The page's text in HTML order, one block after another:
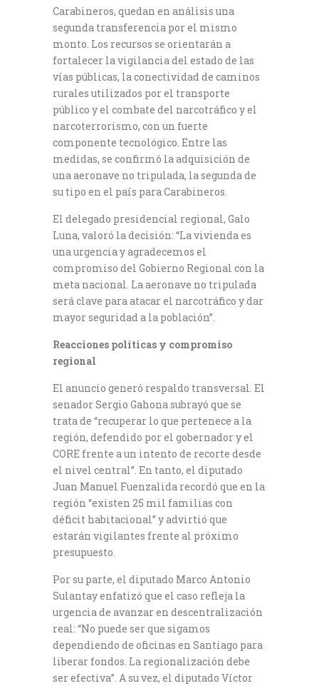
Carabineros, quedan en análisis una
segunda transferencia por el mismo
monto. Los recursos se orientarán a
fortalecer la vigilancia del estado de las
vías públicas, la conectividad de caminos
rurales utilizados por el transporte
público y el combate del narcotráfico y el
narcoterrorismo, con un fuerte
componente tecnológico. Entre las
medidas, se confirmó la adquisición de
una aeronave no tripulada, la segunda de
su tipo en el país para Carabineros.
El delegado presidencial regional, Galo
Luna, valoró la decisión: “La vivienda es
una urgencia y agradecemos el
compromiso del Gobierno Regional con la
meta nacional. La aeronave no tripulada
será clave para atacar el narcotráfico y dar
mayor seguridad a la población”.
Reacciones políticas y compromiso
regional
El anuncio generó respaldo transversal. El
senador Sergio Gahona subrayó que se
trata de “recuperar lo que pertenece a la
región, defendido por el gobernador y el
CORE frente a un intento de recorte desde
el nivel central”. En tanto, el diputado
Juan Manuel Fuenzalida recordó que en la
región “existen 25 mil familias con
déficit habitacional” y advirtió que
estarán vigilantes frente al próximo
presupuesto.
Por su parte, el diputado Marco Antonio
Sulantay enfatizó que el caso refleja la
urgencia de avanzar en descentralización
real: “No puede ser que sigamos
dependiendo de oficinas en Santiago para
liberar fondos. La regionalización debe
ser efectiva”. A su vez, el diputado Víctor